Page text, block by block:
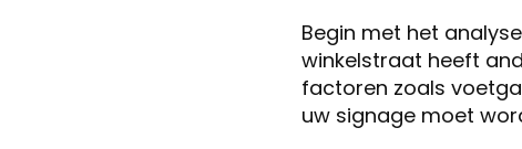
Begin met het
winkelstraat heeft
factoren zoals
uw signage moet